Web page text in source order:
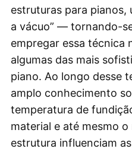
estruturas para pianos,
a vácuo” — tornando-
empregar essa técnica
algumas das mais
piano. Ao longo desse
amplo conhecimento
temperatura de
material e até mesmo
estrutura influenciam